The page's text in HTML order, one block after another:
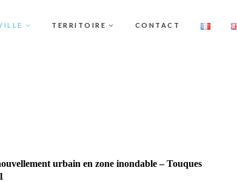
TERRITOIRE CONTACT
urbain en zone inondable – Touques